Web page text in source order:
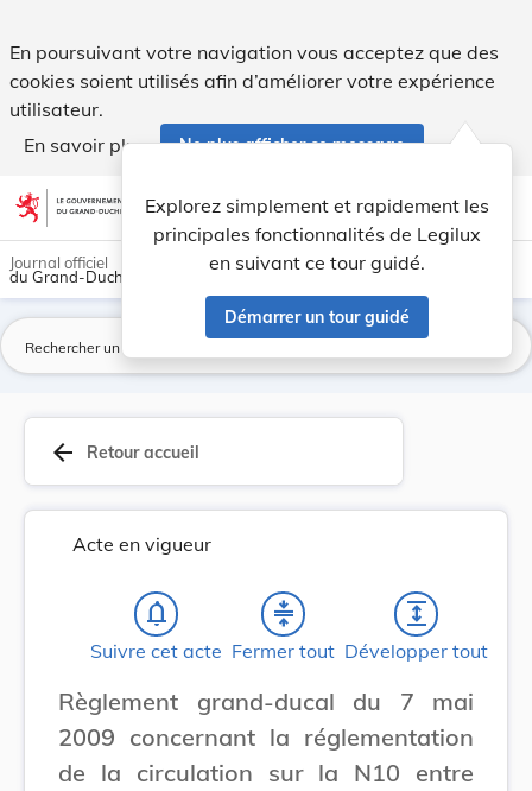
En poursuivant votre navigation vous acceptez que des
cookies soient utilisés afin d’améliorer votre expérience
utilisateur.
En savoir plus
Ne plus afficher ce message
Aller au contenu account_circle help Aide
Explorez simplement et rapidement les
principales fonctionnalités de Legilux
en suivant ce tour guidé.
Démarrer un tour guidé
light_mode dark_mode
Journal officiel
du Grand-Duché de Luxembourg
arrow_back Retour accueil
Acte en vigueur
notifications_none
Suivre cet acte
compress
Fermer tout
expand
Développer tout
Règlement grand-ducal du 7 mai
2009 concernant la réglementation
de la circulation sur la N10 entre